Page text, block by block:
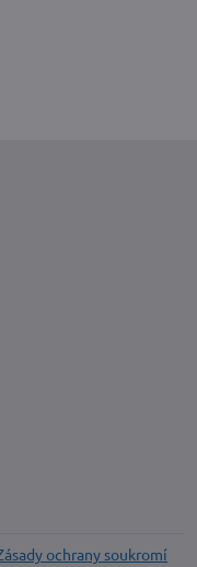
ochrany soukromí